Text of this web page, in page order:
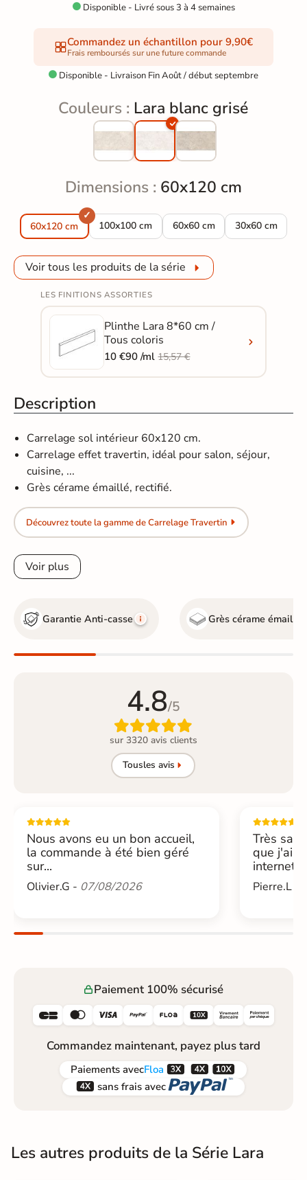
Disponible - Livré sous 3 à 4 semaines
Commandez un échantillon pour 9,90€
Frais remboursés sur une future commande
 Disponible - Livraison Fin Août / début septembre
Couleurs : Lara blanc grisé
Dimensions : 60x120 cm
60x120 cm 100x100 cm
Carrelage sol effet Travertin Lara blanc grisé
60x60 cm
Carrelage sol effet Travertin
30x60 cm
Carrelage sol
Voir tous les produits de la série
LES FINITIONS ASSORTIES
Plinthe Lara 8*60 cm /
Tous coloris
10 €90 /ml15,57 €
Description
Carrelage sol intérieur 60x120 cm.
Carrelage effet travertin, idéal pour salon, séjour,
cuisine, ...
Grès cérame émaillé, rectifié.
Découvrez toute la gamme de Carrelage Travertin
Voir plus
Garantie Anti-casse Grès cérame émaillé
4.8/5

sur 3320 avis clients
Tousles avis
Nous avons eu un bon accueil,
la commande à été bien géré
sur...
Olivier.G - 07/08/2026
Très
que j'ai
internet....
Pierre.L -
Paiement 100% sécurisé
     
Commandez maintenant, payez plus tard
Paiements avecFloa  
 sans frais avec 
Les autres produits de la Série Lara